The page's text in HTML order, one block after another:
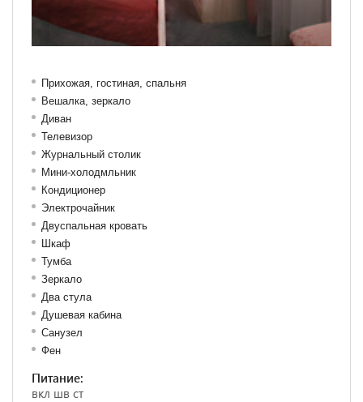
Прихожая, гостиная, спальня
Вешалка, зеркало
Диван
Телевизор
Журнальный столик
Мини-холодмльник
Кондиционер
Электрочайник
Двуспальная кровать
Шкаф
Тумба
Зеркало
Два стула
Душевая кабина
Санузел
Фен
Питание:
вкл шв ст